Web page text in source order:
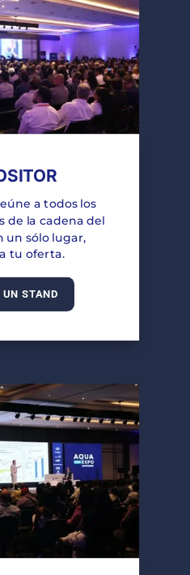
a todos los
de la cadena del
un sólo lugar,
tu oferta.
UN STAND